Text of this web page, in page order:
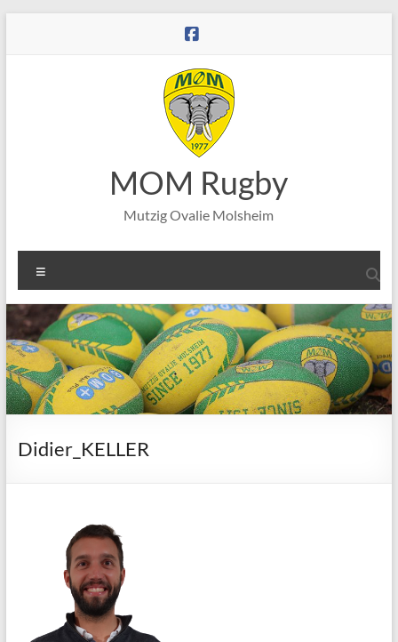
MOM Rugby
Mutzig Ovalie Molsheim
Didier_KELLER